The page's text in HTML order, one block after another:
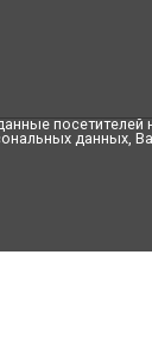
посетителей
данных,